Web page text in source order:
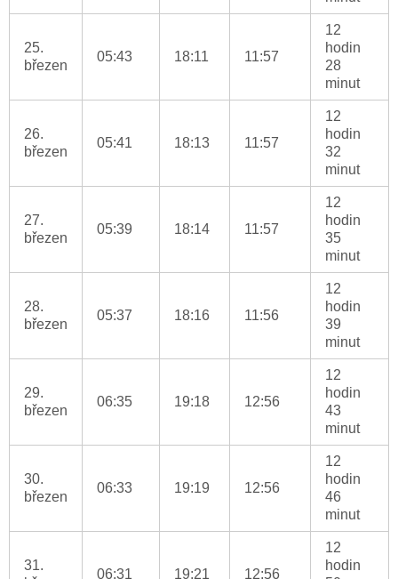
25.
březen
05:43 18:11 11:57
12
hodin
28
minut
26.
březen
05:41 18:13 11:57
12
hodin
32
minut
27.
březen
05:39 18:14 11:57
12
hodin
35
minut
28.
březen
05:37 18:16 11:56
12
hodin
39
minut
29.
březen
06:35 19:18 12:56
12
hodin
43
minut
30.
březen
06:33 19:19 12:56
12
hodin
46
minut
31.
06:31 19:21 12:56
12
hodin